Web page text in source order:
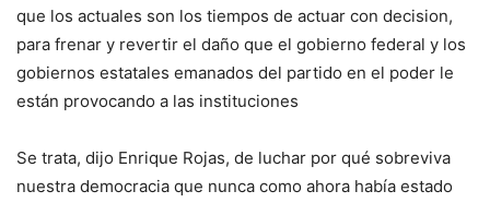
que los actuales son los tiempos de actuar con decision,
para frenar y revertir el daño que el gobierno federal y los
gobiernos estatales emanados del partido en el poder le
están provocando a las instituciones
Se trata, dijo Enrique Rojas, de luchar por qué sobreviva
nuestra democracia que nunca como ahora había estado